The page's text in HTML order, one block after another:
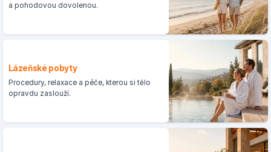
a pohodovou dovolenou.
Lázeňské pobyty
Procedury, relaxace a péče, kterou si tělo
opravdu zaslouží.